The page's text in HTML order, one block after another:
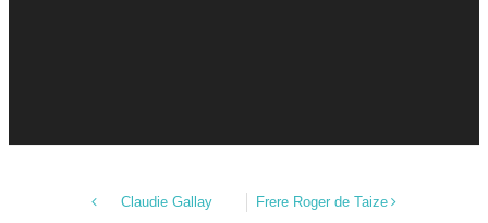
Claudie Gallay Frere Roger de Taize